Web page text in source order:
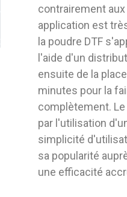
contrairement
application est
la poudre DTF
l'aide d'un
ensuite de la
minutes pour la
complètement.
par l'utilisation
simplicité
sa popularité
une efficacité